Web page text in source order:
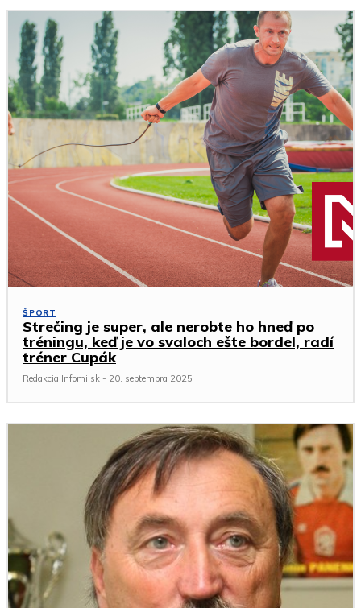
ŠPORT
Strečing je super, ale nerobte ho hneď po
tréningu, keď je vo svaloch ešte bordel, radí
tréner Cupák
Redakcia Infomi.sk - 20. septembra 2025